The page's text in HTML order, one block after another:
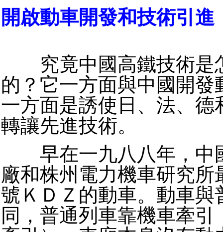
開啟動車開發和技
究竟中國高鐵技術是
的？它一方面與中國開發
一方面是誘使日、法、德
轉讓先進技術。
早在一九八八年，中
廠和株州電力機車研究所
號ＫＤＺ的動車。動車與
同，普通列車靠機車牽引